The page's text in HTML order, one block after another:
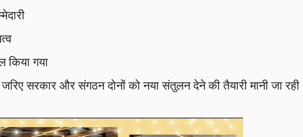
किया गया
सरकार और संगठन दोनों को नया संतुलन देने की तैयारी मानी जा रही